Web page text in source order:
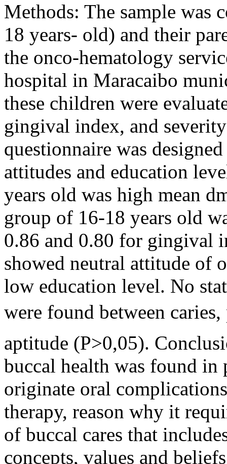
Methods: The sample was
18 years- old) and their
the onco-hematology
hospital in Maracaibo
these children were
gingival index, and
questionnaire was
attitudes and education
years old was high mean
group of 16-18 years old
0.86 and 0.80 for gingival
showed neutral attitude of
low education level. No
were found between
aptitude (P>0,05).
buccal health was found
originate oral
therapy, reason why it
of buccal cares that
concepts, values and